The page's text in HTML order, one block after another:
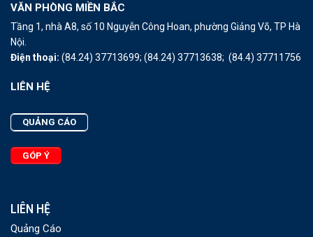
VĂN PHÒNG MIỀN BẮC
Tầng 1, nhà A8, số 10 Nguyễn Công Hoan, phường Giảng Võ, TP Hà
Nội.
Điện thoại: (84.24) 37713699; (84.24) 37713638; (84.4) 37711756
LIÊN HỆ
QUẢNG CÁO
GÓP Ý
LIÊN HỆ
Quảng Cáo